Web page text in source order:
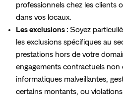
professionnels chez les clients
dans vos locaux.
Les exclusions : Soyez
les exclusions spécifiques au
prestations hors de votre
engagements contractuels
informatiques malveillantes,
certains montants, ou